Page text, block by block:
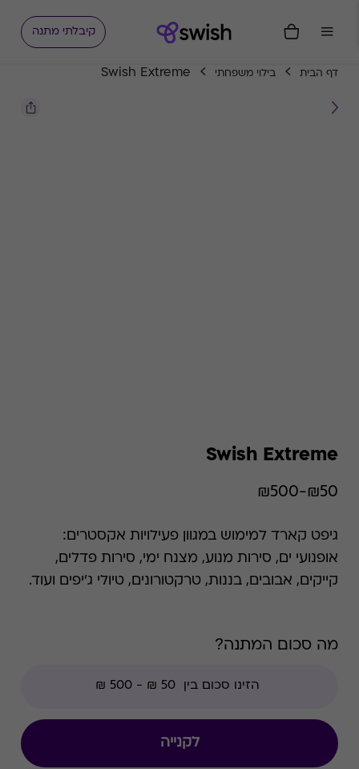
קיבלתי מתנה
דף הבית בילוי משפחתי Swish Extreme
Swish Extreme
₪50-₪500
גיפט קארד למימוש במגוון פעילויות אקסטרים:
אופנועי ים, סירות מנוע, מצנח ימי, סירות פדלים,
קייקים, אבובים, בננות, טרקטורונים, טיולי ג'יפים ועוד.
הנחות חבר מועדון ו/או צבירת נקודות מועדון ו/או
מה סכום המתנה?
לקנייה